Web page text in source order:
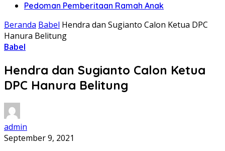
Pedoman Pemberitaan Ramah Anak
Beranda Babel Hendra dan Sugianto Calon Ketua DPC
Hanura Belitung
Babel
Hendra dan Sugianto Calon Ketua
DPC Hanura Belitung
admin
September 9, 2021